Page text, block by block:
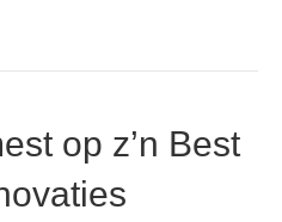
op z’n Best